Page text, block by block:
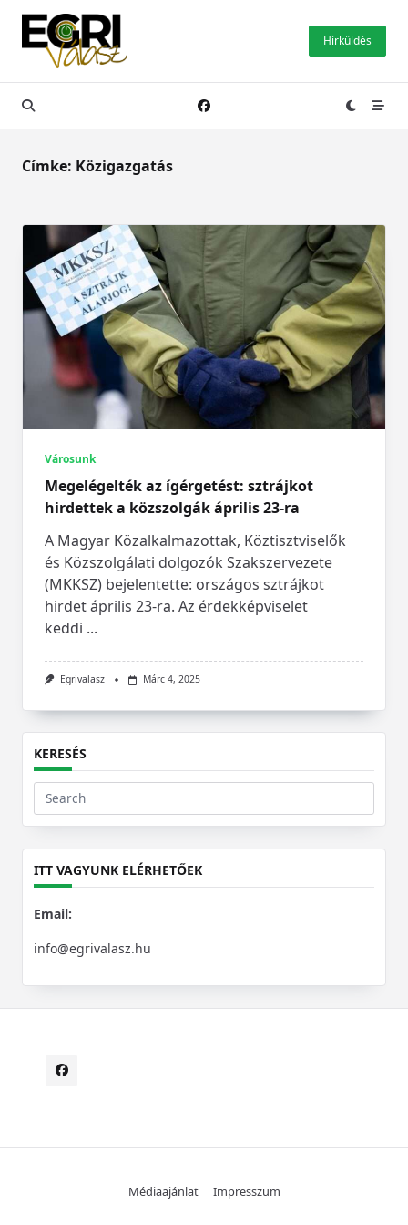
Skip
content
Hírküldés
Címke: Közigazgatás
Városunk
Megelégelték az ígérgetést: sztrájkot
hirdettek a közszolgák április 23-ra
A Magyar Közalkalmazottak, Köztisztviselők
és Közszolgálati dolgozók Szakszervezete
(MKKSZ) bejelentette: országos sztrájkot
hirdet április 23-ra. Az érdekképviselet
keddi ...
Egrivalasz Márc 4, 2025
KERESÉS
Search
for:
ITT VAGYUNK ELÉRHETŐEK
Email:
info@egrivalasz.hu
Médiaajánlat Impresszum